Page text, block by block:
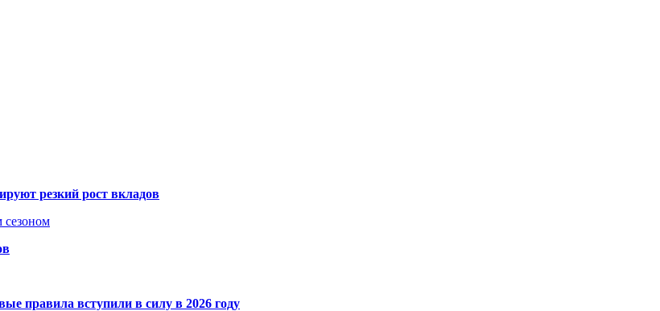
резкий рост вкладов
сезоном
правила вступили в силу в 2026 году